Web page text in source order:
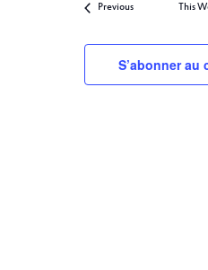
Previous This
S’abonner au